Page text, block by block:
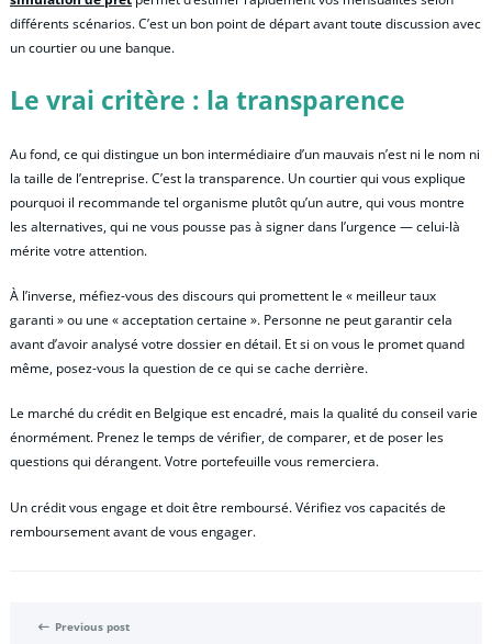
différents scénarios. C’est un bon point de départ avant toute discussion avec
un courtier ou une banque.
Le vrai critère : la transparence
Au fond, ce qui distingue un bon intermédiaire d’un mauvais n’est ni le nom ni
la taille de l’entreprise. C’est la transparence. Un courtier qui vous explique
pourquoi il recommande tel organisme plutôt qu’un autre, qui vous montre
les alternatives, qui ne vous pousse pas à signer dans l’urgence — celui-là
mérite votre attention.
À l’inverse, méfiez-vous des discours qui promettent le « meilleur taux
garanti » ou une « acceptation certaine ». Personne ne peut garantir cela
avant d’avoir analysé votre dossier en détail. Et si on vous le promet quand
même, posez-vous la question de ce qui se cache derrière.
Le marché du crédit en Belgique est encadré, mais la qualité du conseil varie
énormément. Prenez le temps de vérifier, de comparer, et de poser les
questions qui dérangent. Votre portefeuille vous remerciera.
Un crédit vous engage et doit être remboursé. Vérifiez vos capacités de
remboursement avant de vous engager.
Previous post